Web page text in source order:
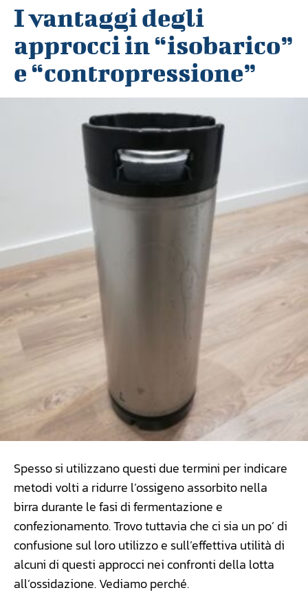
I vantaggi degli
approcci in “isobarico”
e “contropressione”
Spesso si utilizzano questi due termini per indicare
metodi volti a ridurre l’ossigeno assorbito nella
birra durante le fasi di fermentazione e
confezionamento. Trovo tuttavia che ci sia un po’ di
confusione sul loro utilizzo e sull’effettiva utilità di
alcuni di questi approcci nei confronti della lotta
all’ossidazione. Vediamo perché.